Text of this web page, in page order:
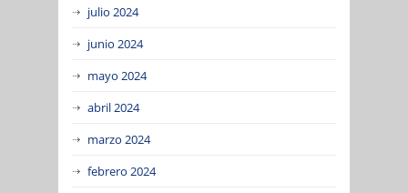
julio 2024
junio 2024
mayo 2024
abril 2024
marzo 2024
febrero 2024